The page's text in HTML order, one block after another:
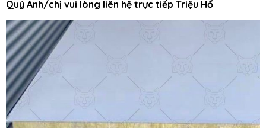
Quý Anh/chị vui lòng liên hệ trực tiếp Triệu Hổ